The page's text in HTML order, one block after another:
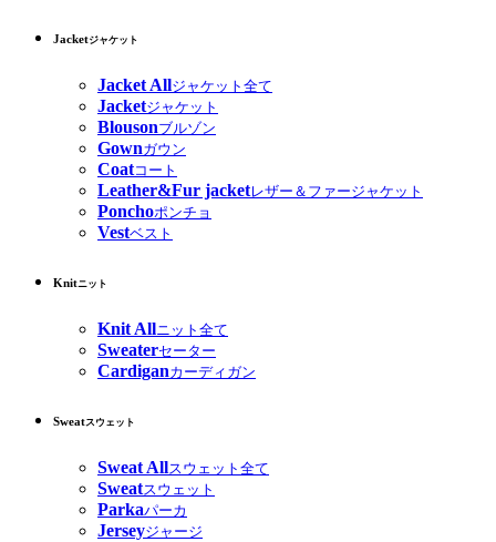
Jacketジャケット
Jacket Allジャケット全て
Jacketジャケット
Blousonブルゾン
Gownガウン
Coatコート
Leather&Fur jacketレザー＆ファージャケット
Ponchoポンチョ
Vestベスト
Knitニット
Knit Allニット全て
Sweaterセーター
Cardiganカーディガン
Sweatスウェット
Sweat Allスウェット全て
Sweatスウェット
Parkaパーカ
Jerseyジャージ